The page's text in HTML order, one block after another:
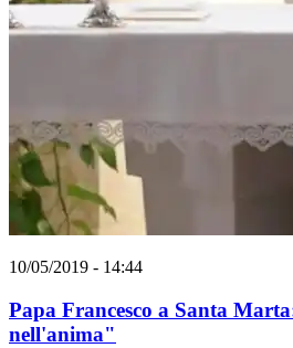
10/05/2019 - 14:44
Papa Francesco a Santa
nell'anima"